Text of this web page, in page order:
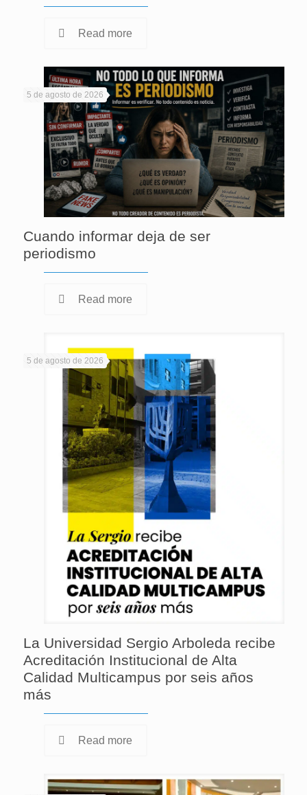
Read more
5 de agosto de 2026
Cuando informar deja de ser
periodismo
Read more
5 de agosto de 2026
La Universidad Sergio Arboleda recibe
Acreditación Institucional de Alta
Calidad Multicampus por seis años
más
Read more